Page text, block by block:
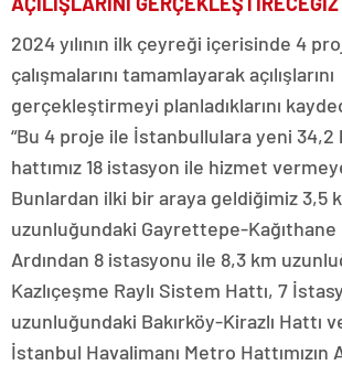
2024 yılının ilk çeyreği içerisinde 4
çalışmalarını tamamlayarak açılışlarını
gerçekleştirmeyi planladıklarını
“Bu 4 proje ile İstanbullulara yeni 34,2
hattımız 18 istasyon ile hizmet
Bunlardan ilki bir araya geldiğimiz 3,5
uzunluğundaki Gayrettepe-Kağıthane
Ardından 8 istasyonu ile 8,3 km
Kazlıçeşme Raylı Sistem Hattı, 7
uzunluğundaki Bakırköy-Kirazlı Hattı
İstanbul Havalimanı Metro